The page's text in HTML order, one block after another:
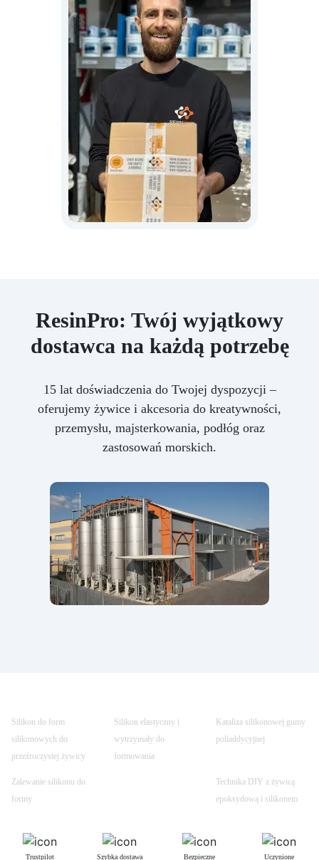
ResinPro: Twój wyjątkowy
dostawca na każdą potrzebę
15 lat doświadczenia do Twojej dyspozycji –
oferujemy żywice i akcesoria do kreatywności,
przemysłu, majsterkowania, podłóg oraz
zastosowań morskich.
Silikon do form
silikonowych do
przeźroczystej żywicy
Silikon elastyczny i
wytrzymały do
formowania
Kataliza silikonowej gumy
poliaddycyjnej
Zalewanie silikonu do
formy
Technika DIY z żywicą
epoksydową i silikonem
Trustpilot Szybka dostawa Bezpieczne Uczynione